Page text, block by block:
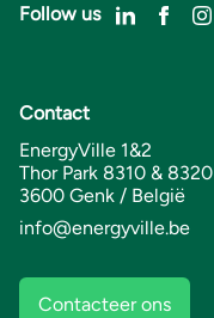
Follow us
Contact
EnergyVille 1&2
Thor Park 8310 & 8320
3600 Genk / België
info@energyville.be
Contacteer ons